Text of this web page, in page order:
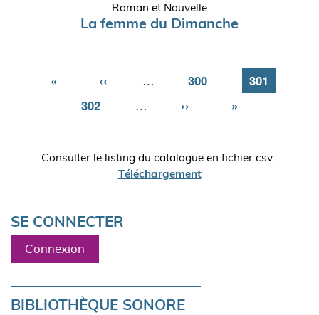
Roman et Nouvelle
La femme du Dimanche
Première
«
Page
précédente
‹‹ … Page
300 Page
301
Page
302 …
Page
››
Dernière
»
Consulter le listing du catalogue en fichier csv :
Téléchargement
SE CONNECTER
Connexion
BIBLIOTHÈQUE SONORE